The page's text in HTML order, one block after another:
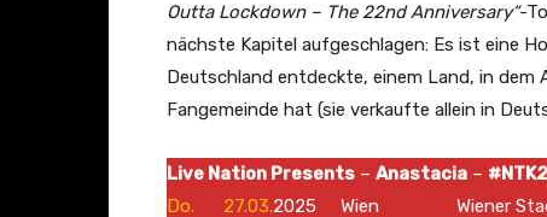
Outta Lockdown – The 22nd Anniversary“-
nächste Kapitel aufgeschlagen: Es ist eine
Deutschland entdeckte, einem Land, in dem
Fangemeinde hat (sie verkaufte allein in
Live Nation Presents – Anastacia –
Do. 27.03.2025 Wien Wiener